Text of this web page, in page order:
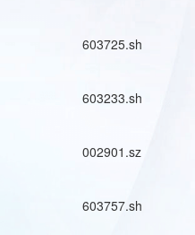
603725.sh
603233.sh
002901.sz
603757.sh